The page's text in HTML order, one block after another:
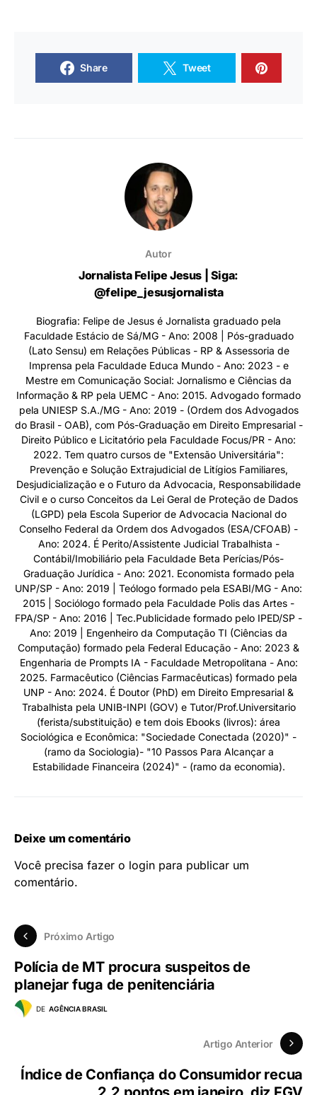
Share Tweet
Autor
Jornalista Felipe Jesus | Siga:
@felipe_jesusjornalista
Biografia: Felipe de Jesus é Jornalista graduado pela
Faculdade Estácio de Sá/MG - Ano: 2008 | Pós-graduado
(Lato Sensu) em Relações Públicas - RP & Assessoria de
Imprensa pela Faculdade Educa Mundo - Ano: 2023 - e
Mestre em Comunicação Social: Jornalismo e Ciências da
Informação & RP pela UEMC - Ano: 2015. Advogado formado
pela UNIESP S.A./MG - Ano: 2019 - (Ordem dos Advogados
do Brasil - OAB), com Pós-Graduação em Direito Empresarial -
Direito Público e Licitatório pela Faculdade Focus/PR - Ano:
2022. Tem quatro cursos de "Extensão Universitária":
Prevenção e Solução Extrajudicial de Litígios Familiares,
Desjudicialização e o Futuro da Advocacia, Responsabilidade
Civil e o curso Conceitos da Lei Geral de Proteção de Dados
(LGPD) pela Escola Superior de Advocacia Nacional do
Conselho Federal da Ordem dos Advogados (ESA/CFOAB) -
Ano: 2024. É Perito/Assistente Judicial Trabalhista -
Contábil/Imobiliário pela Faculdade Beta Perícias/Pós-
Graduação Jurídica - Ano: 2021. Economista formado pela
UNP/SP - Ano: 2019 | Teólogo formado pela ESABI/MG - Ano:
2015 | Sociólogo formado pela Faculdade Polis das Artes -
FPA/SP - Ano: 2016 | Tec.Publicidade formado pelo IPED/SP -
Ano: 2019 | Engenheiro da Computação TI (Ciências da
Computação) formado pela Federal Educação - Ano: 2023 &
Engenharia de Prompts IA - Faculdade Metropolitana - Ano:
2025. Farmacêutico (Ciências Farmacêuticas) formado pela
UNP - Ano: 2024. É Doutor (PhD) em Direito Empresarial &
Trabalhista pela UNIB-INPI (GOV) e Tutor/Prof.Universitario
(ferista/substituição) e tem dois Ebooks (livros): área
Sociológica e Econômica: "Sociedade Conectada (2020)" -
(ramo da Sociologia)- "10 Passos Para Alcançar a
Estabilidade Financeira (2024)" - (ramo da economia).
Deixe um comentário
Você precisa fazer o login para publicar um
comentário.
Próximo Artigo
Polícia de MT procura suspeitos de
planejar fuga de penitenciária
DE AGÊNCIA BRASIL
Artigo Anterior
Índice de Confiança do Consumidor recua